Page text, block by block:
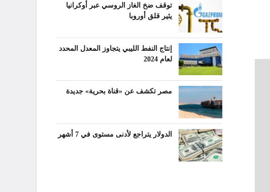
توقف ضخ الغاز الروسي عبر أوكرانيا
يثير قلق أوروبا
إنتاج النفط الليبي يتجاوز المعدل المحدد
لعام 2024
مصر تكشف عن «قناة بحرية» جديدة
الدولار يتراجع لأدنى مستوى في 7 أشهر